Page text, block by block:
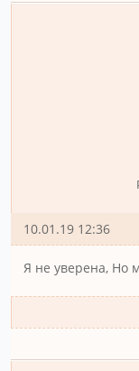
10.01.19 12:36
Я не уверена, Но